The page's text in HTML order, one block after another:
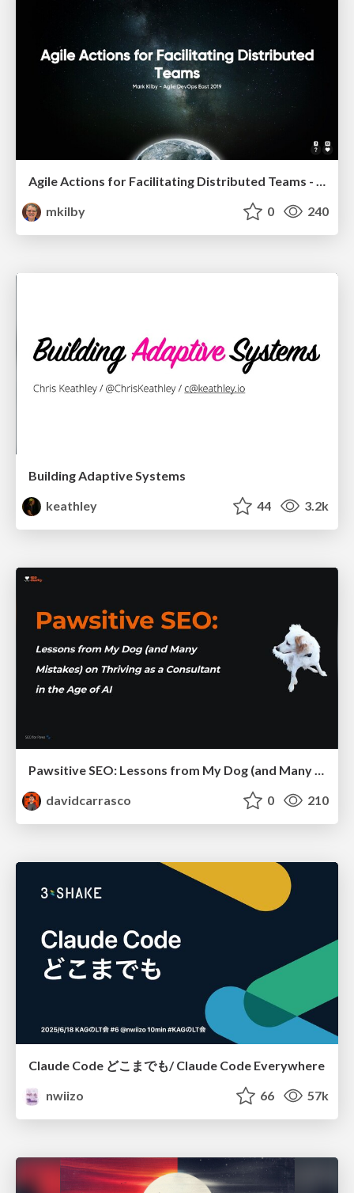
mkilby
0 240
Building Adaptive Systems
keathley
44 3.2k
Pawsitive SEO: Lessons from My Dog (and Many Mistakes) on Thriving as a Consultant in the Age of AI
davidcarrasco
0 210
Claude Code どこまでも/ Claude Code Everywhere
nwiizo
66 57k